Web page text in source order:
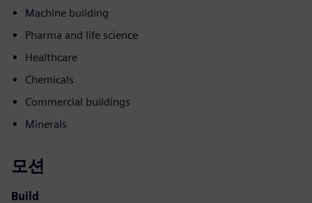
Machine building
Pharma and life science
Healthcare
Chemicals
Commercial buildings
Minerals
모션
Build